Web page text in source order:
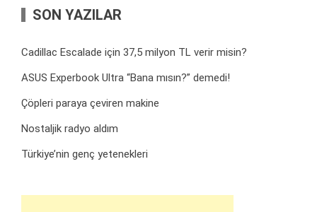
SON YAZILAR
Cadillac Escalade için 37,5 milyon TL verir misin?
ASUS Experbook Ultra “Bana mısın?” demedi!
Çöpleri paraya çeviren makine
Nostaljik radyo aldım
Türkiye’nin genç yetenekleri